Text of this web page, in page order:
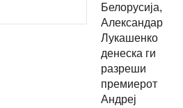
министри
Белорусија,
Александар
Лукашенко
денеска ги
разреши
премиерот
Андреј